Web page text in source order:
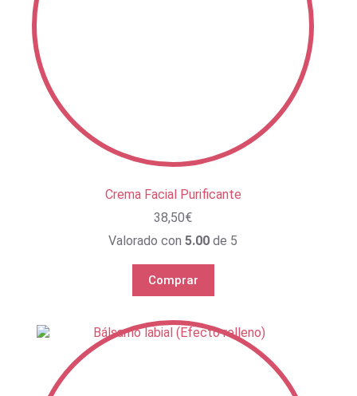
Crema Facial Purificante
38,50€
Valorado con5.00 de 5
Comprar